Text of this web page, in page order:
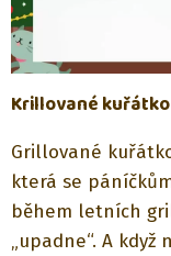
Krillované kuřátko
Grillované
která se
během letních
„upadne“. A